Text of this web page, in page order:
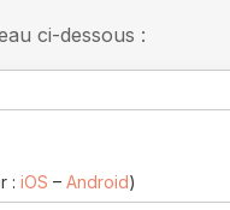
ci-dessous :
: iOS – Android)